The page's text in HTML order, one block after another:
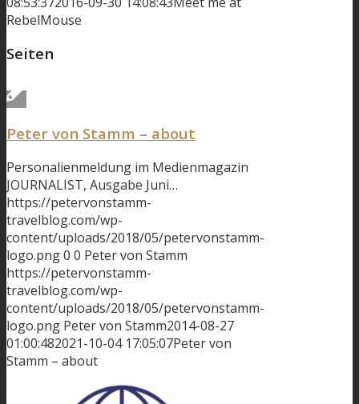
RebelMouse
Seiten
Peter von Stamm – about
Personalienmeldung im Medienmagazin
JOURNALIST, Ausgabe Juni…
https://petervonstamm-
travelblog.com/wp-
content/uploads/2018/05/petervonstamm-
logo.png0 0 Peter von Stamm
https://petervonstamm-
travelblog.com/wp-
content/uploads/2018/05/petervonstamm-
logo.png Peter von Stamm2014-08-27
01:00:482021-10-04 17:05:07Peter von
Stamm – about